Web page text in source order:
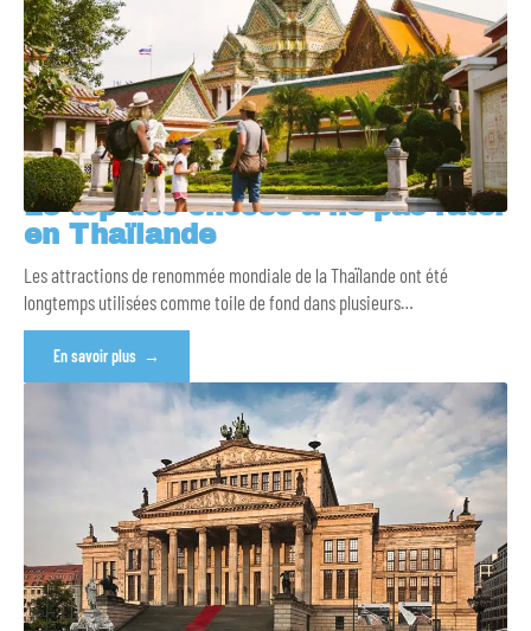
Le top des choses à ne pas rater
en Thaïlande
Les attractions de renommée mondiale de la Thaïlande ont été
longtemps utilisées comme toile de fond dans plusieurs…
En savoir plus